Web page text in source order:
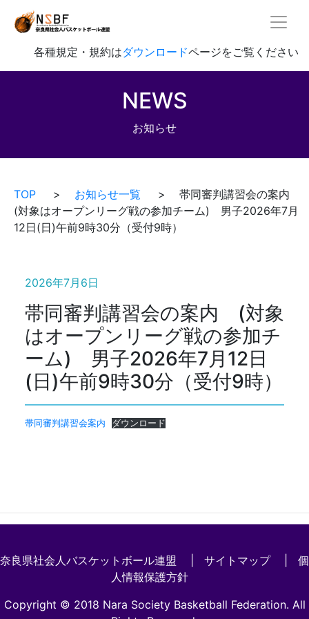
各種規定・規約はダウンロードページをご覧ください
NEWS
お知らせ
TOP > お知らせ一覧 > 帯同審判講習会の案内
(対象はオープンリーグ戦の参加チーム) 男子2026年7月
12日(日)午前9時30分（受付9時）
2026年7月6日
帯同審判講習会の案内 (対象
はオープンリーグ戦の参加チ
ーム) 男子2026年7月12日
(日)午前9時30分（受付9時）
帯同審判講習会案内 ダウンロード
奈良県社会人バスケットボール連盟 | サイトマップ| 個
人情報保護方針
Copyright © 2018 Nara Society Basketball Federation. All